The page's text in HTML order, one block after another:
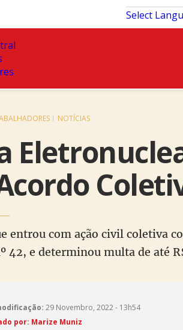
Select
NOTÍCIAS
entrou com ação civil coletiva
42, e determinou multa de até
29 Novembro, 2022 - 13h54
por: Marize Muniz